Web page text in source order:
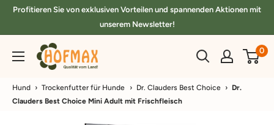
DirektProfitieren Sie von exklusiven Vorteilen und spannenden Aktionen mit
unserem Newsletter!
hofmax.de 0
Hund › Trockenfutter für Hunde › Dr. Clauders Best Choice › Dr.
Clauders Best Choice Mini Adult mit Frischfleisch